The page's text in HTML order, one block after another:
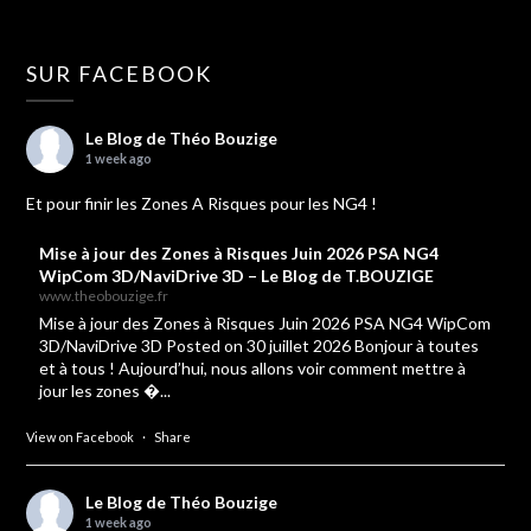
SUR FACEBOOK
Le Blog de Théo Bouzige
1 week ago
Et pour finir les Zones A Risques pour les NG4 !
Mise à jour des Zones à Risques Juin 2026 PSA NG4
WipCom 3D/NaviDrive 3D – Le Blog de T.BOUZIGE
www.theobouzige.fr
Mise à jour des Zones à Risques Juin 2026 PSA NG4 WipCom
3D/NaviDrive 3D Posted on 30 juillet 2026 Bonjour à toutes
et à tous ! Aujourd’hui, nous allons voir comment mettre à
jour les zones �...
View on Facebook · Share
Le Blog de Théo Bouzige
1 week ago